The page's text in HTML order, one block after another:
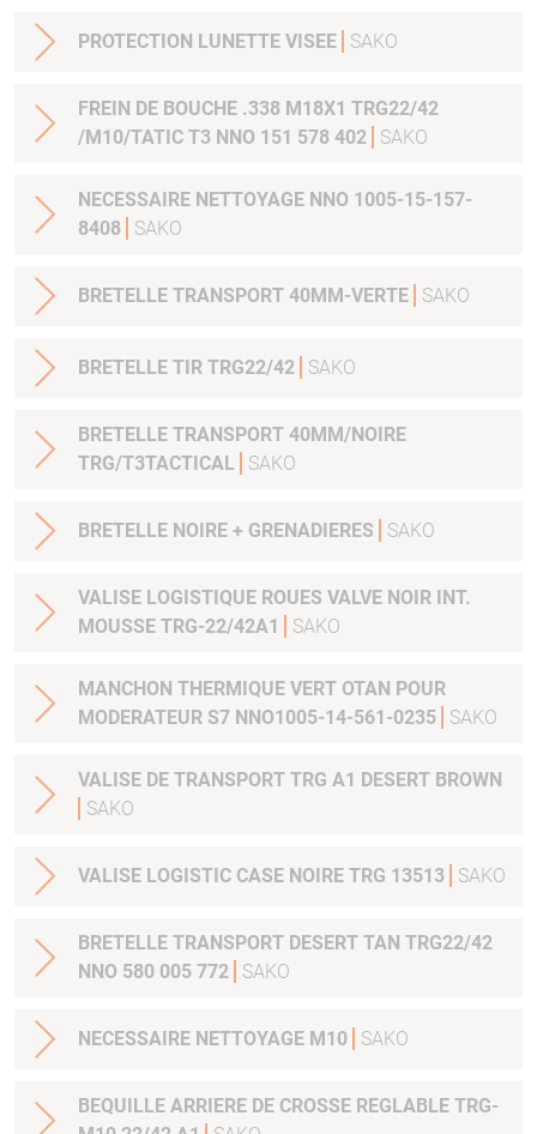
PROTECTION LUNETTE VISEE SAKO
FREIN DE BOUCHE .338 M18X1 TRG22/42
/M10/TATIC T3 NNO 151 578 402
SAKO
NECESSAIRE NETTOYAGE NNO 1005-15-157-
8408
SAKO
BRETELLE TRANSPORT 40MM-VERTE SAKO
BRETELLE TIR TRG22/42 SAKO
BRETELLE TRANSPORT 40MM/NOIRE
TRG/T3TACTICAL
SAKO
BRETELLE NOIRE + GRENADIERES SAKO
VALISE LOGISTIQUE ROUES VALVE NOIR INT.
MOUSSE TRG-22/42A1
SAKO
MANCHON THERMIQUE VERT OTAN POUR
MODERATEUR S7 NNO1005-14-561-0235
SAKO
VALISE DE TRANSPORT TRG A1 DESERT BROWN
SAKO
VALISE LOGISTIC CASE NOIRE TRG 13513 SAKO
BRETELLE TRANSPORT DESERT TAN TRG22/42
NNO 580 005 772
SAKO
NECESSAIRE NETTOYAGE M10 SAKO
BEQUILLE ARRIERE DE CROSSE REGLABLE TRG-